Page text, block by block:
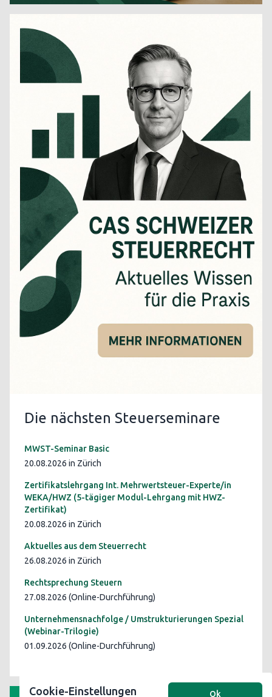
Die nächsten Steuerseminare
MWST-Seminar Basic
20.08.2026 in Zürich
Zertifikatslehrgang Int. Mehrwertsteuer-Experte/in
WEKA/HWZ (5-tägiger Modul-Lehrgang mit HWZ-
Zertifikat)
20.08.2026 in Zürich
Aktuelles aus dem Steuerrecht
26.08.2026 in Zürich
Rechtsprechung Steuern
27.08.2026 (Online-Durchführung)
Unternehmensnachfolge / Umstrukturierungen Spezial
(Webinar-Trilogie)
01.09.2026 (Online-Durchführung)
Cookie-Einstellungen Ok